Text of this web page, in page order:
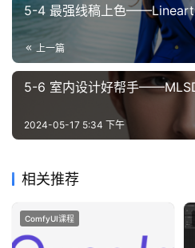
白
泽
绘
梦
I
品
录
5-4 最强线稿上色——Lineart
上一篇
5-6 室内设计好帮手
2024-05-17 5:34 下午
相关推荐
ComfyUI课程